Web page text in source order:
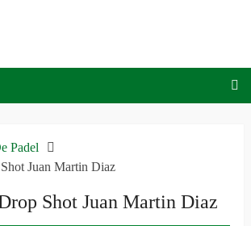
Padel
Juan Martin Diaz
Shot Juan Martin Diaz